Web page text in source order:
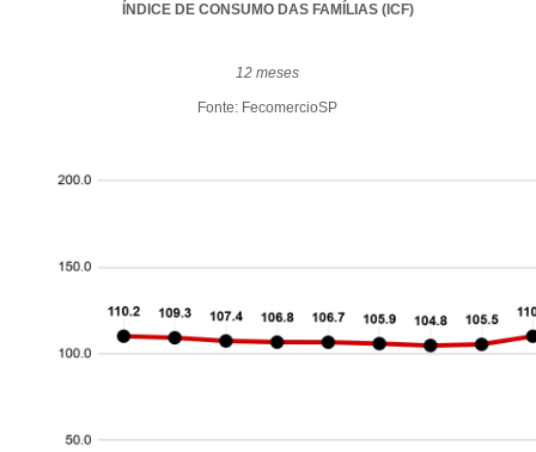
ÍNDICE DE CONSUMO DAS FAMÍLIAS (ICF)
12 meses
Fonte: FecomercioSP